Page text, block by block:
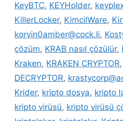
KeyBTC, KEYHolder,
KillerLocker, KimcilWare,
korvin0amber@cock.li,
çözüm, KRAB nasıl çözülür,
Kraken, KRAKEN CRYPTOR,
DECRYPTOR,
Krider, kripto dosya, kripto
kripto virüsü, kripto virüsü